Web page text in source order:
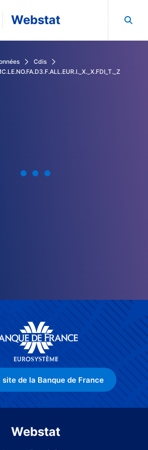
navigation
Webstat
Cdis
site de la Banque de France
Webstat